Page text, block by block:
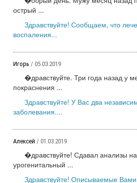
острый ...
Здравствуйте! Сообщаем, что
воспаления...
Игорь / 05.03.2019
�дравствуйте. Три года назад у
покраснения ...
Здравствуйте! У Вас два
заболевания....
Алексей / 01.03.2019
�дравствуйте! Сдавал анализы
урогенитальный ...
Здравствуйте! Описываемые